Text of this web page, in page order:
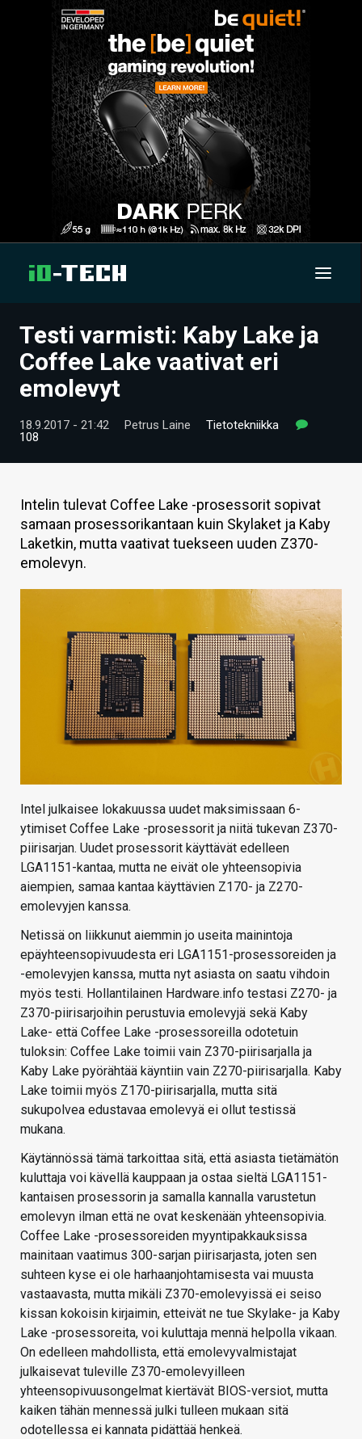
UUTISET
ARTIKKELIT
VIDEOT
HINTA.FI
KAUPPA
VAIHDA TEEMA
Testi varmisti: Kaby Lake ja
Coffee Lake vaativat eri
emolevyt
18.9.2017 - 21:42 Petrus Laine
Tietotekniikka
108
Intelin tulevat Coffee Lake -prosessorit sopivat
samaan prosessorikantaan kuin Skylaket ja Kaby
Laketkin, mutta vaativat tuekseen uuden Z370-
emolevyn.
Intel julkaisee lokakuussa uudet maksimissaan 6-
ytimiset Coffee Lake -prosessorit ja niitä tukevan Z370-
piirisarjan. Uudet prosessorit käyttävät edelleen
LGA1151-kantaa, mutta ne eivät ole yhteensopivia
aiempien, samaa kantaa käyttävien Z170- ja Z270-
emolevyjen kanssa.
Netissä on liikkunut aiemmin jo useita mainintoja
epäyhteensopivuudesta eri LGA1151-prosessoreiden ja
-emolevyjen kanssa, mutta nyt asiasta on saatu vihdoin
myös testi. Hollantilainen Hardware.info testasi Z270- ja
Z370-piirisarjoihin perustuvia emolevyjä sekä Kaby
Lake- että Coffee Lake -prosessoreilla odotetuin
tuloksin: Coffee Lake toimii vain Z370-piirisarjalla ja
Kaby Lake pyörähtää käyntiin vain Z270-piirisarjalla. Kaby
Lake toimii myös Z170-piirisarjalla, mutta sitä
sukupolvea edustavaa emolevyä ei ollut testissä
mukana.
Käytännössä tämä tarkoittaa sitä, että asiasta tietämätön
kuluttaja voi kävellä kauppaan ja ostaa sieltä LGA1151-
kantaisen prosessorin ja samalla kannalla varustetun
emolevyn ilman että ne ovat keskenään yhteensopivia.
Coffee Lake -prosessoreiden myyntipakkauksissa
mainitaan vaatimus 300-sarjan piirisarjasta, joten sen
suhteen kyse ei ole harhaanjohtamisesta vai muusta
vastaavasta, mutta mikäli Z370-emolevyissä ei seiso
kissan kokoisin kirjaimin, etteivät ne tue Skylake- ja Kaby
Lake -prosessoreita, voi kuluttaja mennä helpolla vikaan.
On edelleen mahdollista, että emolevyvalmistajat
julkaisevat tuleville Z370-emolevyilleen
yhteensopivuusongelmat kiertävät BIOS-versiot, mutta
kaiken tähän mennessä julki tulleen mukaan sitä
odotellessa ei kannata pidättää henkeä.